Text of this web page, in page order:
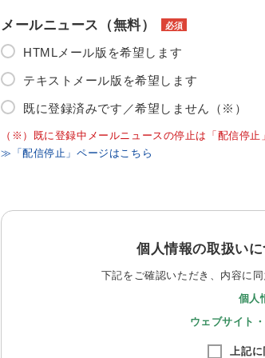
メールニュース（無料） 必須
HTMLメール版を希望します
テキストメール版を希望します
既に登録済みです／希望しません（※）
（※）既に登録中メールニュースの停止は「配信停止
≫「配信停止」ページはこちら
個人情報の取扱い
下記をご確認いただき、内容に同
個人
ウェブサイト
上記に